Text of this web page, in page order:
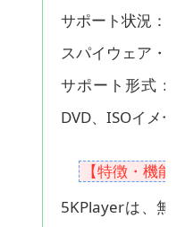
サポート状況：
スパイウェア・
サポート形式：
DVD、ISOイメー
【特徴・機能
5KPlayerは、無